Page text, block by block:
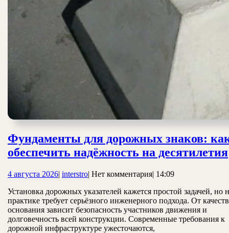
Фундаменты для дорожных знаков:
обеспечить надёжность на десятилетия
4 августа 20264
2026
| interstrointerstro
| Нет комментария| 14:09
Установка дорожных указателей кажется простой задачей, но
практике требует серьёзного инженерного подхода. От
основания зависит безопасность участников движения и
долговечность всей конструкции. Современные требования к
дорожной инфраструктуре ужесточаются,